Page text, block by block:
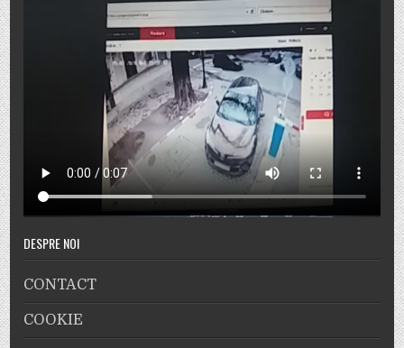
DESPRE NOI
CONTACT
COOKIE